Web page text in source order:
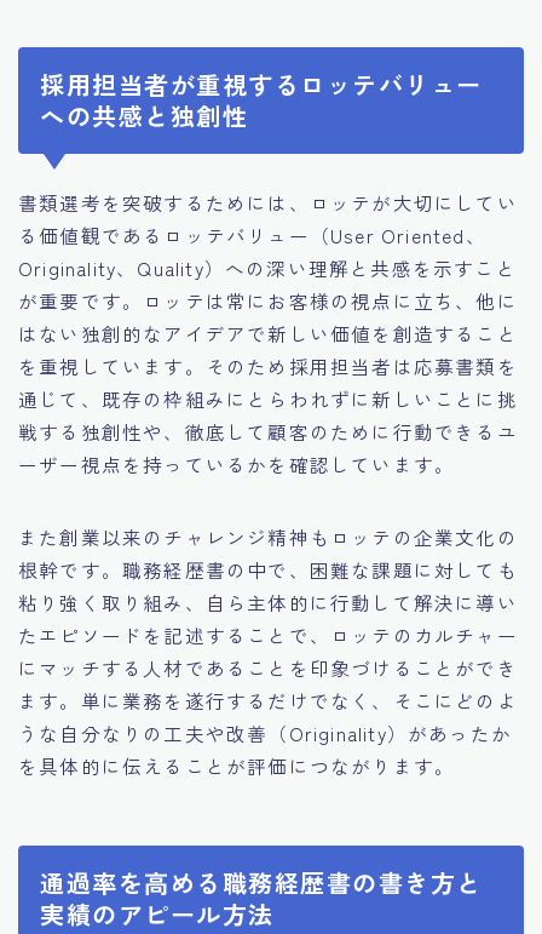
採用担当者が重視するロッテバリュー
への共感と独創性
書類選考を突破するためには、ロッテが大切にしてい
る価値観であるロッテバリュー（User Oriented、
Originality、Quality）への深い理解と共感を示すこと
が重要です。ロッテは常にお客様の視点に立ち、他に
はない独創的なアイデアで新しい価値を創造すること
を重視しています。そのため採用担当者は応募書類を
通じて、既存の枠組みにとらわれずに新しいことに挑
戦する独創性や、徹底して顧客のために行動できるユ
ーザー視点を持っているかを確認しています。
また創業以来のチャレンジ精神もロッテの企業文化の
根幹です。職務経歴書の中で、困難な課題に対しても
粘り強く取り組み、自ら主体的に行動して解決に導い
たエピソードを記述することで、ロッテのカルチャー
にマッチする人材であることを印象づけることができ
ます。単に業務を遂行するだけでなく、そこにどのよ
うな自分なりの工夫や改善（Originality）があったか
を具体的に伝えることが評価につながります。
通過率を高める職務経歴書の書き方と
実績のアピール方法